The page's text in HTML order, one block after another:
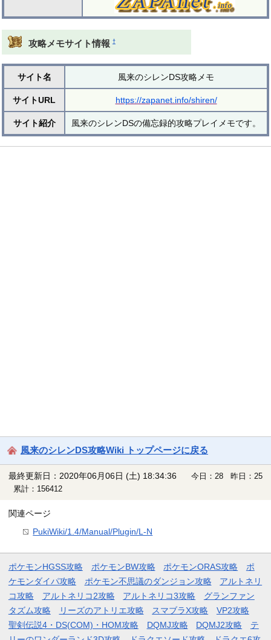
攻略メモサイト情報 †
サイト名 風来のシレンDS攻略メモ
サイトURL https://zapanet.info/shiren/
サイト紹介 風来のシレンDSの備忘録的攻略プレイメモです。
風来のシレンDS攻略Wiki トップページに戻る
最終更新日：2020年06月06日 (土) 18:34:36
今日：28 昨日：25
累計：156412
関連ページ
PukiWiki/1.4/Manual/Plugin/L-N
ポケモンHGSS攻略 ポケモンBW攻略 ポケモンORAS攻略
ポ
ケモンダイパ攻略
ポケモン不思議のダンジョン攻略
アルトネリ
コ攻略
アルトネリコ2攻略 アルトネリコ3攻略
グランファン
タズム攻略
リーズのアトリエ攻略 スマブラX攻略
VP2攻略
聖剣伝説4・DS(COM)・HOM攻略
DQMJ攻略 DQMJ2攻略
テ